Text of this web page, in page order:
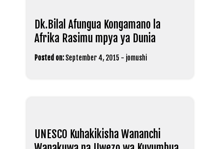
Dk.Bilal Afungua Kongamano la
Afrika Rasimu mpya ya Dunia
Posted on: September 4, 2015 - jomushi
UNESCO Kuhakikisha Wananchi